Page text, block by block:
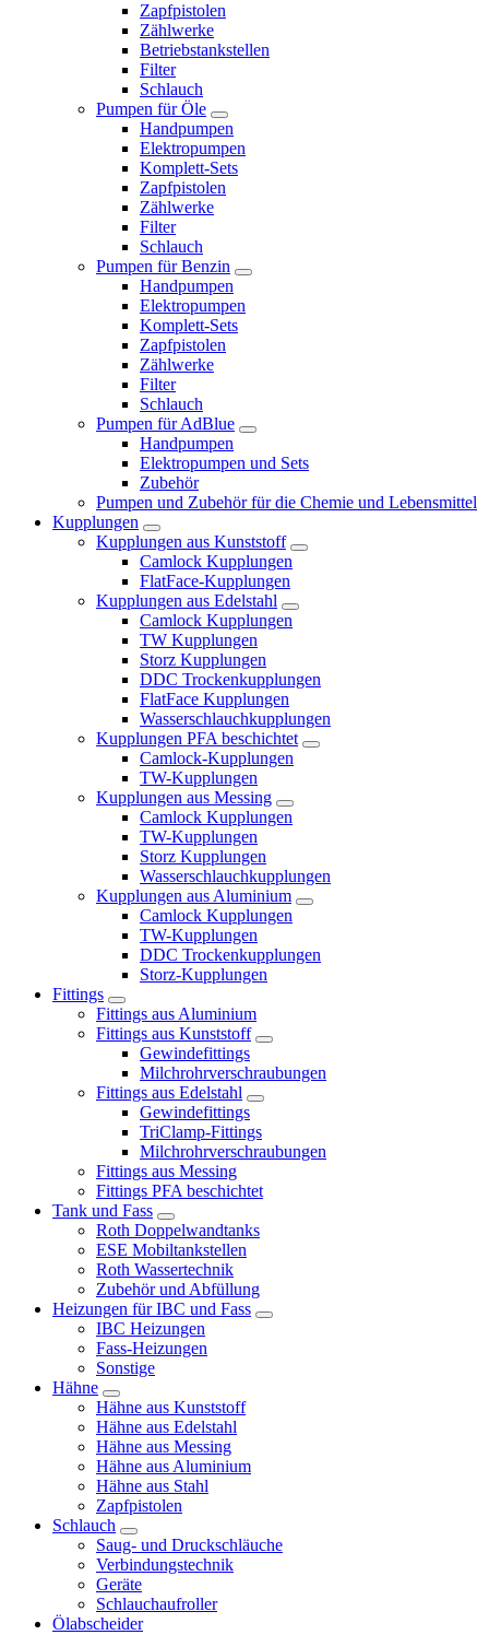
Zapfpistolen
Zählwerke
Betriebstankstellen
Filter
Schlauch
Pumpen für Öle
Handpumpen
Elektropumpen
Komplett-Sets
Zapfpistolen
Zählwerke
Filter
Schlauch
Pumpen für Benzin
Handpumpen
Elektropumpen
Komplett-Sets
Zapfpistolen
Zählwerke
Filter
Schlauch
Pumpen für AdBlue
Handpumpen
Elektropumpen und Sets
Zubehör
Pumpen und Zubehör für die Chemie und Lebensmittel
Kupplungen
Kupplungen aus Kunststoff
Camlock Kupplungen
FlatFace-Kupplungen
Kupplungen aus Edelstahl
Camlock Kupplungen
TW Kupplungen
Storz Kupplungen
DDC Trockenkupplungen
FlatFace Kupplungen
Wasserschlauchkupplungen
Kupplungen PFA beschichtet
Camlock-Kupplungen
TW-Kupplungen
Kupplungen aus Messing
Camlock Kupplungen
TW-Kupplungen
Storz Kupplungen
Wasserschlauchkupplungen
Kupplungen aus Aluminium
Camlock Kupplungen
TW-Kupplungen
DDC Trockenkupplungen
Storz-Kupplungen
Fittings
Fittings aus Aluminium
Fittings aus Kunststoff
Gewindefittings
Milchrohrverschraubungen
Fittings aus Edelstahl
Gewindefittings
TriClamp-Fittings
Milchrohrverschraubungen
Fittings aus Messing
Fittings PFA beschichtet
Tank und Fass
Roth Doppelwandtanks
ESE Mobiltankstellen
Roth Wassertechnik
Zubehör und Abfüllung
Heizungen für IBC und Fass
IBC Heizungen
Fass-Heizungen
Sonstige
Hähne
Hähne aus Kunststoff
Hähne aus Edelstahl
Hähne aus Messing
Hähne aus Aluminium
Hähne aus Stahl
Zapfpistolen
Schlauch
Saug- und Druckschläuche
Verbindungstechnik
Geräte
Schlauchaufroller
Ölabscheider